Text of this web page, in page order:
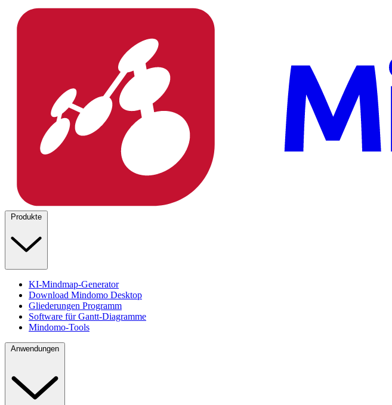
Produkte
KI-Mindmap-Generator
Download Mindomo Desktop
Gliederungen Programm
Software für Gantt-Diagramme
Mindomo-Tools
Anwendungen